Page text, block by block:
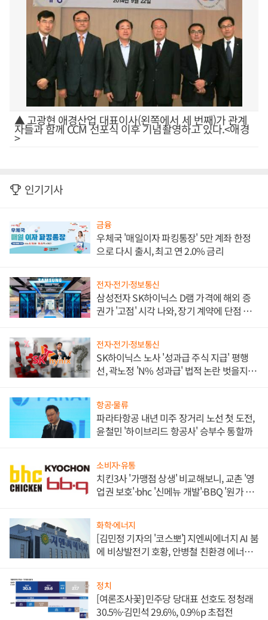
▲ 고광현 애경산업 대표이사(왼쪽에서 세 번째)가 관계
자들과 함께 CCM 선포식 이후 기념촬영하고 있다.<애경
>
인기기사
금융
우체국 '매일이자 파킹통장' 5만 계좌 한정
으로 다시 출시, 최고 연 2.0% 금리
전자·전기·정보통신
삼성전자 SK하이닉스 D램 가격에 해외 증
권가 '고점' 시각 나와, 장기 계약에 단점 부
전자·전기·정보통신
SK하이닉스 노사 '성과급 주식 지급' 평행
선, 곽노정 'N% 성과급' 법적 논란 벗을지 주
항공·물류
파라타항공 내년 미주 장거리 노선 첫 도전,
윤철민 '하이브리드 항공사' 승부수 통할까
소비자·유통
치킨3사 '가맹점 상생' 비교해보니, 교촌 '영
업권 보호'·bhc '신메뉴 개발'·BBQ '원가 부
화학·에너지
[김민정 기자의 '코스뽀'] 지엔씨에너지 AI 붐
에 비상발전기 호황, 안병철 친환경 에너지
정치
[여론조사꽃] 민주당 당대표 선호도 정청래
30.5%·김민석 29.6%, 0.9%p 초접전